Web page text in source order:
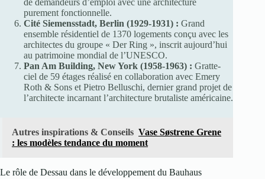
de demandeurs d’emploi avec une architecture
purement fonctionnelle.
Cité Siemensstadt, Berlin (1929-1931) : Grand
ensemble résidentiel de 1370 logements conçu avec les
architectes du groupe « Der Ring », inscrit aujourd’hui
au patrimoine mondial de l’UNESCO.
Pan Am Building, New York (1958-1963) : Gratte-
ciel de 59 étages réalisé en collaboration avec Emery
Roth & Sons et Pietro Belluschi, dernier grand projet de
l’architecte incarnant l’architecture brutaliste américaine.
Autres inspirations & Conseils Vase Søstrene Grene
: les modèles tendance du moment
Le rôle de Dessau dans le développement du Bauhaus